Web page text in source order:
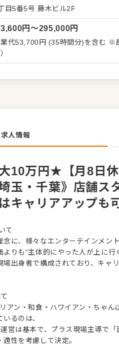
てもらえるお店」「働き続けた
重ねていきます。
目5番5号 藤木ビル2F
円〜295,000円
53,700円 (35時間分)を含む ※超過分は別途全額
求人情報
10万円★【月8日
玉・千葉》店舗ス
キャリアアップも
て
念に、様々なエンターテインメン
りも“主体的にやった人が上に行
場出身者で構成されており、キャ
アン・和食・ハワイアン・ちゃん
るのは、
営は基本で、プラス現場主導で
性を考慮して決定。